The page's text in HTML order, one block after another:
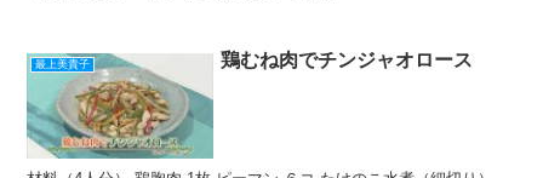
最上美貴子 鶏むね肉でチンジャオロース